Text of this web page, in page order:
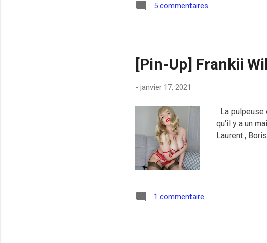
Je pense que le gouvernement fait
5 commentaires
[Pin-Up] Frankii
- janvier 17, 2021
La pulpeuse
qu'il y a un
Laurent ,
1 commentaire